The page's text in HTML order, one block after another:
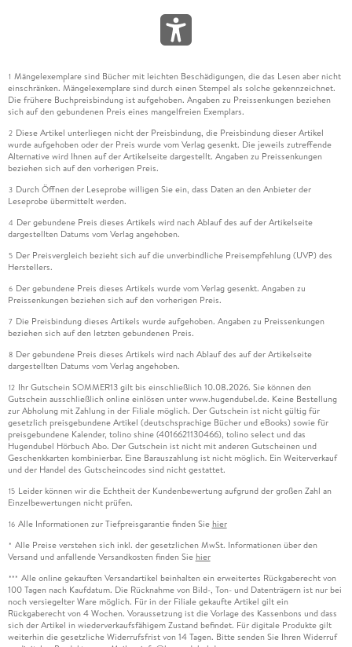
1 Mängelexemplare sind Bücher mit leichten Beschädigungen, die das Lesen aber nicht
einschränken. Mängelexemplare sind durch einen Stempel als solche gekennzeichnet.
Die frühere Buchpreisbindung ist aufgehoben. Angaben zu Preissenkungen beziehen
sich auf den gebundenen Preis eines mangelfreien Exemplars.
2 Diese Artikel unterliegen nicht der Preisbindung, die Preisbindung dieser Artikel
wurde aufgehoben oder der Preis wurde vom Verlag gesenkt. Die jeweils zutreffende
Alternative wird Ihnen auf der Artikelseite dargestellt. Angaben zu Preissenkungen
beziehen sich auf den vorherigen Preis.
3 Durch Öffnen der Leseprobe willigen Sie ein, dass Daten an den Anbieter der
Leseprobe übermittelt werden.
4 Der gebundene Preis dieses Artikels wird nach Ablauf des auf der Artikelseite
dargestellten Datums vom Verlag angehoben.
5 Der Preisvergleich bezieht sich auf die unverbindliche Preisempfehlung (UVP) des
Herstellers.
6 Der gebundene Preis dieses Artikels wurde vom Verlag gesenkt. Angaben zu
Preissenkungen beziehen sich auf den vorherigen Preis.
7 Die Preisbindung dieses Artikels wurde aufgehoben. Angaben zu Preissenkungen
beziehen sich auf den letzten gebundenen Preis.
8 Der gebundene Preis dieses Artikels wird nach Ablauf des auf der Artikelseite
dargestellten Datums vom Verlag angehoben.
12 Ihr Gutschein SOMMER13 gilt bis einschließlich 10.08.2026. Sie können den
Gutschein ausschließlich online einlösen unter www.hugendubel.de. Keine Bestellung
zur Abholung mit Zahlung in der Filiale möglich. Der Gutschein ist nicht gültig für
gesetzlich preisgebundene Artikel (deutschsprachige Bücher und eBooks) sowie für
preisgebundene Kalender, tolino shine (4016621130466), tolino select und das
Hugendubel Hörbuch Abo. Der Gutschein ist nicht mit anderen Gutscheinen und
Geschenkkarten kombinierbar. Eine Barauszahlung ist nicht möglich. Ein Weiterverkauf
und der Handel des Gutscheincodes sind nicht gestattet.
15 Leider können wir die Echtheit der Kundenbewertung aufgrund der großen Zahl an
Einzelbewertungen nicht prüfen.
16 Alle Informationen zur Tiefpreisgarantie finden Sie hier
* Alle Preise verstehen sich inkl. der gesetzlichen MwSt. Informationen über den
Versand und anfallende Versandkosten finden Sie hier
*** Alle online gekauften Versandartikel beinhalten ein erweitertes Rückgaberecht von
100 Tagen nach Kaufdatum. Die Rücknahme von Bild-, Ton- und Datenträgern ist nur bei
noch versiegelter Ware möglich. Für in der Filiale gekaufte Artikel gilt ein
Rückgaberecht von 4 Wochen. Voraussetzung ist die Vorlage des Kassenbons und dass
sich der Artikel in wiederverkaufsfähigem Zustand befindet. Für digitale Produkte gilt
weiterhin die gesetzliche Widerrufsfrist von 14 Tagen. Bitte senden Sie Ihren Widerruf